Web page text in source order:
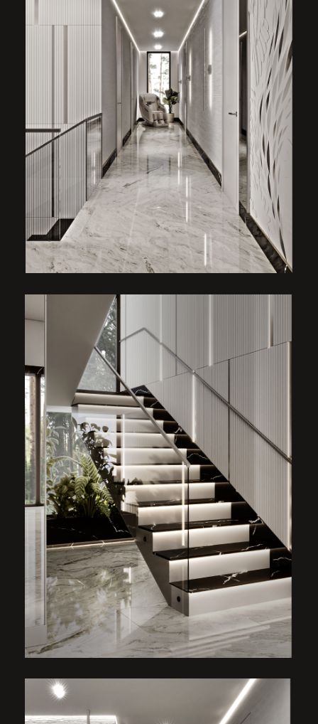
ВСЯ ФУРНИТУРА В ЦВЕТЕ ХРОМ,
ДОБАВЛЯЕТ ОТРАЖЕНИЙ И БЛИКОВ
В ИНТЕРЬЕРЕ, ИДЕАЛЬНОЕ